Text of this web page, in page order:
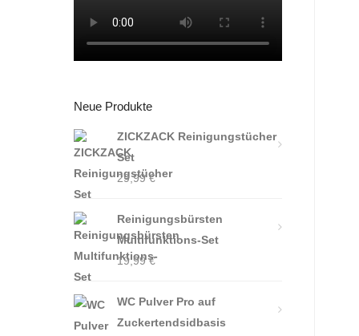
Neue Produkte
ZICKZACK Reinigungstücher
Set
29,99€
Reinigungsbürsten
Multifunktions-Set
19,99€
WC Pulver Pro auf
Zuckertendsidbasis